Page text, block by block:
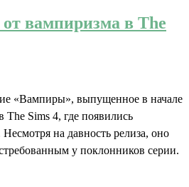
вампиризма в The
«Вампиры», выпущенное в начале
The Sims 4, где появились
на давность релиза, оно
у поклонников серии.